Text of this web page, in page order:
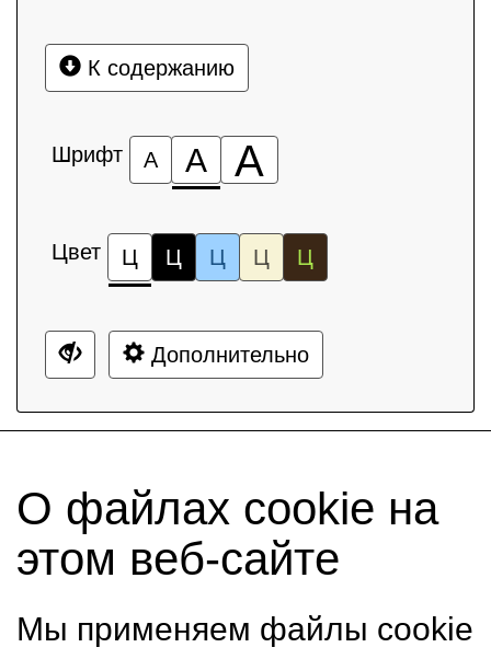
К содержанию
Шрифт А А А
Цвет Ц Ц Ц Ц Ц
Дополнительно
О файлах cookie на
этом веб-сайте
Мы применяем файлы cookie